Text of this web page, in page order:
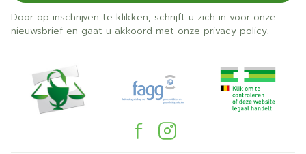
Door op inschrijven te klikken, schrijft u zich in voor onze
nieuwsbrief en gaat u akkoord met onze privacy policy.